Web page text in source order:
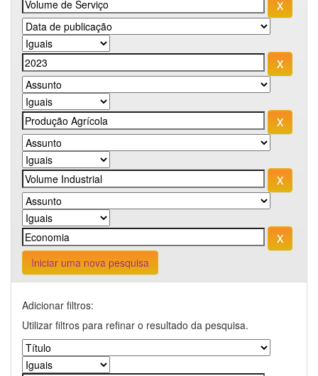
Iniciar uma nova pesquisa
Adicionar filtros:
Utilizar filtros para refinar o resultado da pesquisa.